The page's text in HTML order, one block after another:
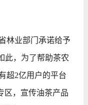
业部门承诺给予
此，为了帮助茶农
超2亿用户的平台
区，宣传油茶产品